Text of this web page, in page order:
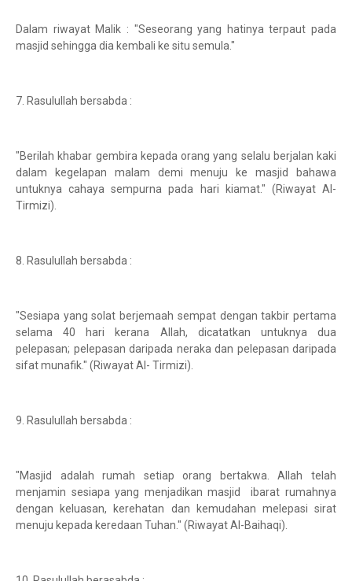
Dalam riwayat Malik : "Seseorang yang hatinya terpaut pada
masjid sehingga dia kembali ke situ semula."
7. Rasulullah bersabda :
"Berilah khabar gembira kepada orang yang selalu berjalan kaki
dalam kegelapan malam demi menuju ke masjid bahawa
untuknya cahaya sempurna pada hari kiamat." (Riwayat Al-
Tirmizi).
8. Rasulullah bersabda :
"Sesiapa yang solat berjemaah sempat dengan takbir pertama
selama 40 hari kerana Allah, dicatatkan untuknya dua
pelepasan; pelepasan daripada neraka dan pelepasan daripada
sifat munafik." (Riwayat Al- Tirmizi).
9. Rasulullah bersabda :
"Masjid adalah rumah setiap orang bertakwa. Allah telah
menjamin sesiapa yang menjadikan masjid ibarat rumahnya
dengan keluasan, kerehatan dan kemudahan melepasi sirat
menuju kepada keredaan Tuhan." (Riwayat Al-Baihaqi).